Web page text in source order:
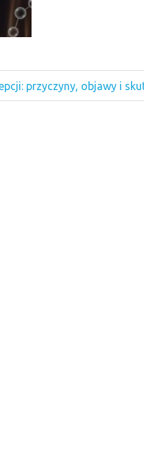
przyczyny, objawy i